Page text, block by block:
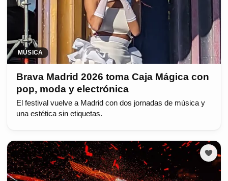
MÚSICA
Brava Madrid 2026 toma Caja Mágica con
pop, moda y electrónica
El festival vuelve a Madrid con dos jornadas de música y
una estética sin etiquetas.